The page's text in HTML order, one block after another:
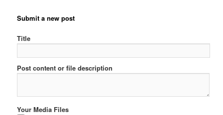
Submit a new post
Title
Post content or file description
Your Media Files